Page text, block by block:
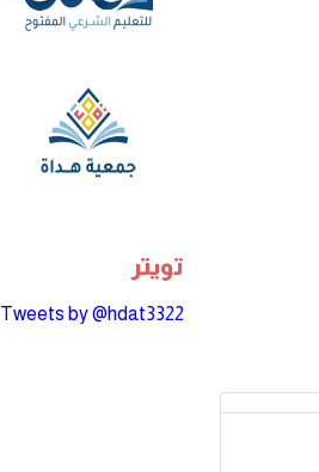
تويتر
Tweets by @hdat3322